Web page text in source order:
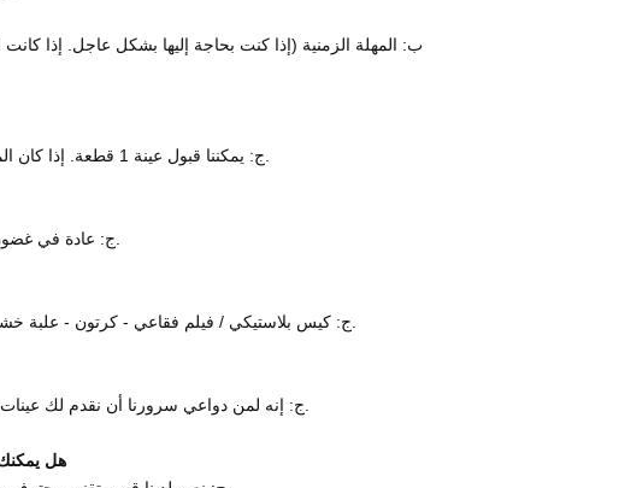
ب: المهلة الزمنية (إذا كنت بحاجة إليها بشكل عاجل. إذا
هل